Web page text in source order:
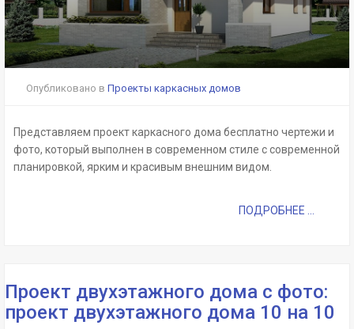
Опубликовано в Проекты каркасных домов
Представляем проект каркасного дома бесплатно чертежи и
фото, который выполнен в современном стиле с современной
планировкой, ярким и красивым внешним видом.
ПОДРОБНЕЕ ...
Проект двухэтажного дома с фото:
проект двухэтажного дома 10 на 10